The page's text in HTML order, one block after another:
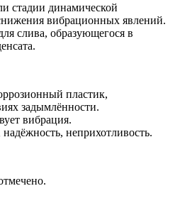
стадии динамической
вибрационных явлений.
слива, образующегося в
пластик,
задымлённости.
вибрация.
неприхотливость.